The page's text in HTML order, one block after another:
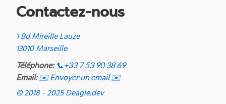
Contactez-nous
1 Bd Mireille Lauze
13010 Marseille
Téléphone: 📞 +33 7 53 90 38 69
Email: ✉️ Envoyer un email ✉️
© 2018 - 2025 Deagle.dev